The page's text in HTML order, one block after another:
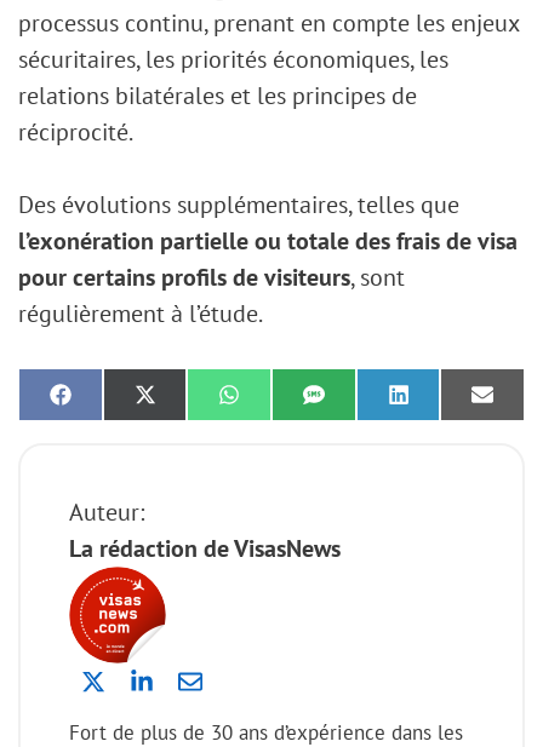
processus continu, prenant en compte les enjeux
sécuritaires, les priorités économiques, les
relations bilatérales et les principes de
réciprocité.
Des évolutions supplémentaires, telles que
l’exonération partielle ou totale des frais de visa
pour certains profils de visiteurs, sont
régulièrement à l’étude.
Share
on
Share
on
Share
on
Share
on
Share
on
Share
on
Auteur:
La rédaction de VisasNews
Fort de plus de 30 ans d’expérience dans les